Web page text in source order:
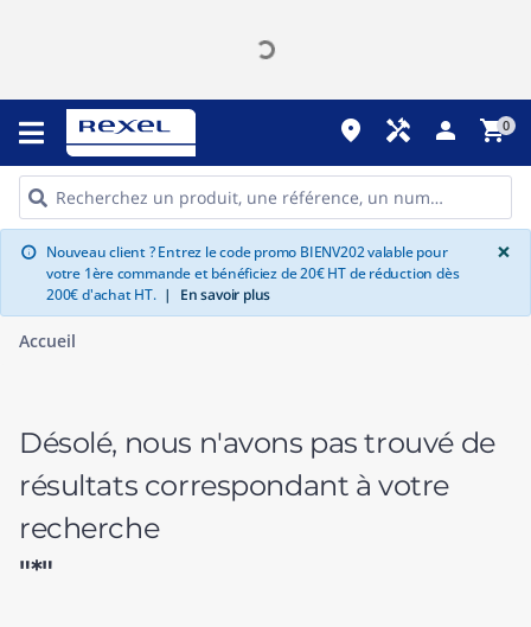
place handyman person shopping_cart0
info Nouveau client ? Entrez le code promo BIENV202 valable pour
votre 1ère commande et bénéficiez de 20€ HT de réduction dès
200€ d'achat HT. | En savoir plus
×
Accueil
Désolé, nous n'avons pas trouvé de
résultats correspondant à votre
recherche
"*"